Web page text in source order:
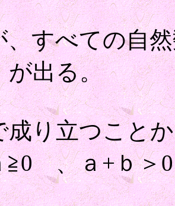
すべての自
出る。
り立つこと
、ａ+ｂ＞0